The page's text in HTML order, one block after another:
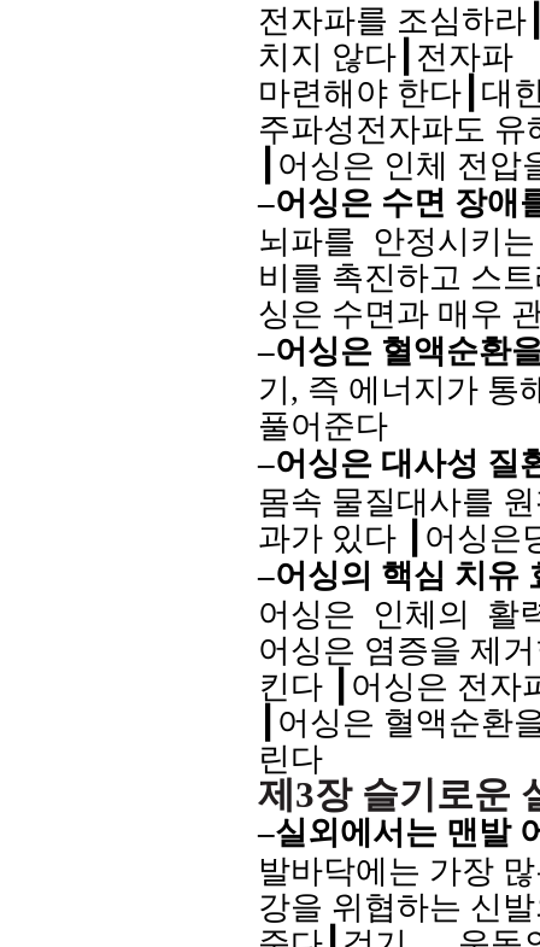
전자파를 조심하라
치지 않다┃ 전자파
마련해야 한다┃ 대
주파성전자파도 유
어싱은 인체 전압
–어싱은 수면 장애
뇌파를 안정시키
비를 촉진하고 스
싱은 수면과 매우
–어싱은 혈액순환
기 , 즉 에너지가 통
풀어준다
–어싱은 대사성 질
몸속 물질대사를
과가 있다
어싱은
–어싱의 핵심 치유
어싱은
인체의
활
어싱은 염증을 제
킨다
어싱은 전자
어싱은 혈액순환
린다
제 3장 슬기로운
–실외에서는 맨발
발바닥에는 가장
강을 위협하는 신